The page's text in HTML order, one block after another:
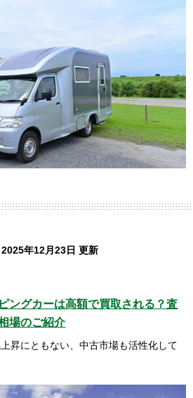
2025年12月23日 更新
ングカーは高額で買取される？査
場のご紹介
昇にともない、中古市場も活性化して